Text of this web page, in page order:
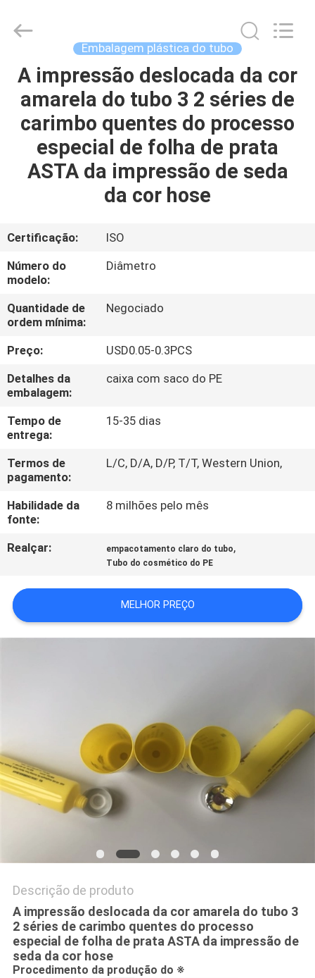
CASA
PRODUTOS
SOBRE
EXCURSÃO
DA
FÁBRICA
CONTROLE
DA
QUALIDADE
CONTACTE-
NOS
PEÇA
UMAS
NEWS
PRIVACY
POLICY
TUBES(SHANG
HAI)CO.,LTD.
Embalagem plástica do tubo
A impressão deslocada da cor
amarela do tubo 3 2 séries de
carimbo quentes do processo
especial de folha de prata
ASTA da impressão de seda
da cor hose
Certificação:
ISO
Número do
modelo:
Diâmetro
Quantidade de
ordem mínima:
Negociado
Preço:
USD0.05-0.3PCS
Detalhes da
embalagem:
caixa com saco do PE
Tempo de
entrega:
15-35 dias
Termos de
pagamento:
L/C, D/A, D/P, T/T, Western Union,
Habilidade da
fonte:
8 milhões pelo mês
Realçar: empacotamento claro do tubo,
Tubo do cosmético do PE
MELHOR PREÇO
Descrição de produto
A impressão deslocada da cor amarela do tubo 3
2 séries de carimbo quentes do processo
especial de folha de prata ASTA da impressão de
seda da cor hose
Procedimento da produção do ※